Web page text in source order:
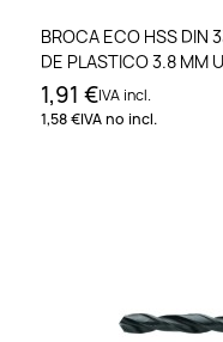
BROCA ECO HSS DIN
DE PLASTICO 3.8 MM
1,91 €IVA incl.
1,58 €IVA no incl.